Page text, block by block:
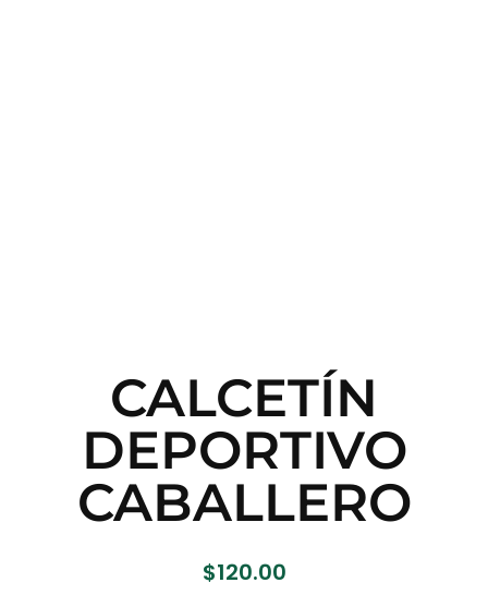
CALCETÍN
DEPORTIVO
CABALLERO
$120.00